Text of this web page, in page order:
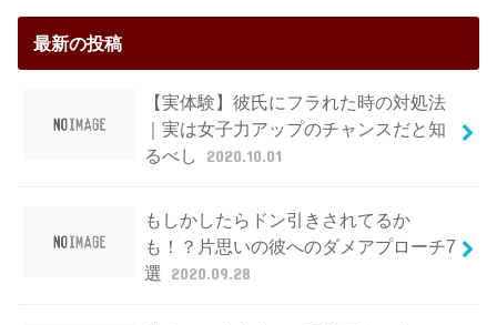
最新の投稿
【実体験】彼氏にフラれた時の対処法
｜実は女子力アップのチャンスだと知
るべし
2020.10.01
もしかしたらドン引きされてるか
も！？片思いの彼へのダメアプローチ7
選 2020.09.28